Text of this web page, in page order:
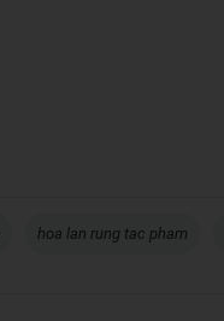
hoa lan rung tac pham